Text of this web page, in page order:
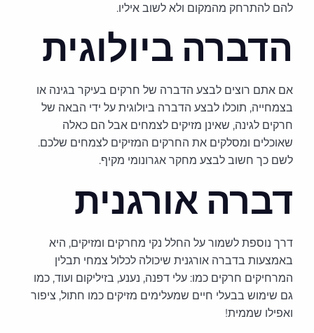
להם להתרחק מהמקום ולא לשוב איליו.
הדברה ביולוגית
אם אתם רוצים לבצע הדברה של חרקים בעיקר בגינה או
בצמחייה, תוכלו לבצע הדברה ביולוגית על ידי הבאה של
חרקים לגינה, שאינן מזיקים לצמחים אבל הם כאלה
שאוכלים ומסלקים את החרקים המזיקים לצמחים שלכם.
לשם כך חשוב לבצע מחקר אגרונומי מקיף.
דברה אורגנית
דרך נוספת לשמור על החלל נקי מחרקים ומזיקים, היא
באמצעות בדברה אורגנית שיכולה לכלול צמחי תבלין
המרחיקים חרקים כמו: עלי דפנה, נענע, בזיליקום ועוד, כמו
גם שימוש בבעלי חיים שמעלימים מזיקים כמו חתול, ציפור
ואפילו שממית!